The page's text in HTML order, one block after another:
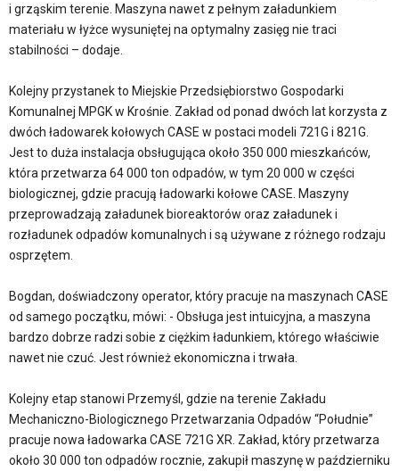
i grząskim terenie. Maszyna nawet z pełnym załadunkiem
materiału w łyżce wysuniętej na optymalny zasięg nie traci
stabilności – dodaje.
Kolejny przystanek to Miejskie Przedsiębiorstwo Gospodarki
Komunalnej MPGK w Krośnie. Zakład od ponad dwóch lat korzysta z
dwóch ładowarek kołowych CASE w postaci modeli 721G i 821G.
Jest to duża instalacja obsługująca około 350 000 mieszkańców,
która przetwarza 64 000 ton odpadów, w tym 20 000 w części
biologicznej, gdzie pracują ładowarki kołowe CASE. Maszyny
przeprowadzają załadunek bioreaktorów oraz załadunek i
rozładunek odpadów komunalnych i są używane z różnego rodzaju
osprzętem.
Bogdan, doświadczony operator, który pracuje na maszynach CASE
od samego początku, mówi: - Obsługa jest intuicyjna, a maszyna
bardzo dobrze radzi sobie z ciężkim ładunkiem, którego właściwie
nawet nie czuć. Jest również ekonomiczna i trwała.
Kolejny etap stanowi Przemyśl, gdzie na terenie Zakładu
Mechaniczno-Biologicznego Przetwarzania Odpadów “Południe”
pracuje nowa ładowarka CASE 721G XR. Zakład, który przetwarza
około 30 000 ton odpadów rocznie, zakupił maszynę w październiku